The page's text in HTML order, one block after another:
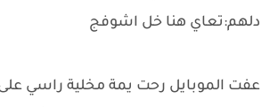
دلهم:تعاي هنا خل اشوفج
عفت الموبايل رحت يمة مخلية راسي